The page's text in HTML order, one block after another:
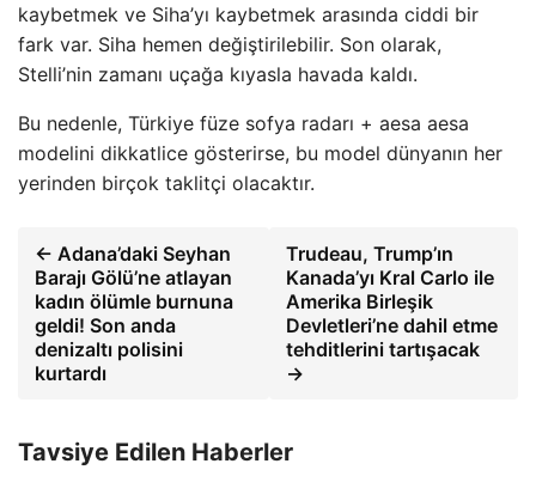
kaybetmek ve Siha’yı kaybetmek arasında ciddi bir
fark var. Siha hemen değiştirilebilir. Son olarak,
Stelli’nin zamanı uçağa kıyasla havada kaldı.
Bu nedenle, Türkiye füze sofya radarı + aesa aesa
modelini dikkatlice gösterirse, bu model dünyanın her
yerinden birçok taklitçi olacaktır.
← Adana’daki Seyhan
Barajı Gölü’ne atlayan
kadın ölümle burnuna
geldi! Son anda
denizaltı polisini
kurtardı
Trudeau, Trump’ın
Kanada’yı Kral Carlo ile
Amerika Birleşik
Devletleri’ne dahil etme
tehditlerini tartışacak
→
Tavsiye Edilen Haberler